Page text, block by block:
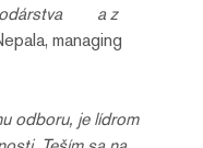
a z
managing
odboru, je lídrom